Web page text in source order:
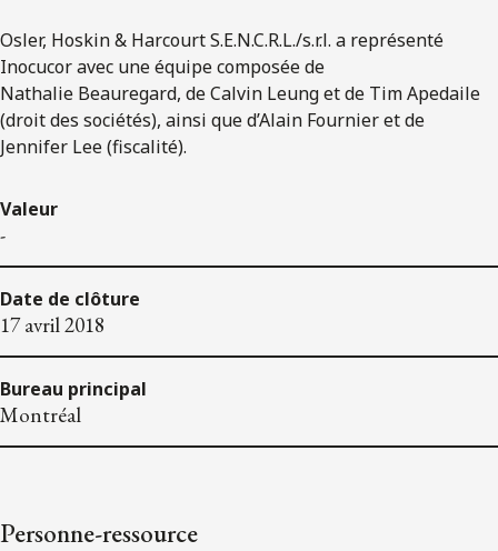
Osler, Hoskin & Harcourt S.E.N.C.R.L./s.r.l. a représenté
Inocucor avec une équipe composée de
Nathalie Beauregard, de Calvin Leung et de Tim Apedaile
(droit des sociétés), ainsi que d’Alain Fournier et de
Jennifer Lee (fiscalité).
Valeur
-
Date de clôture
17 avril 2018
Bureau principal
Montréal
Personne-ressource